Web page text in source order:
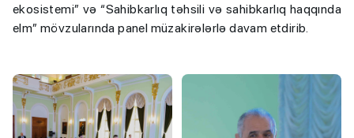
ekosistemi” və “Sahibkarlıq təhsili və sahibkarlıq haqqında
elm” mövzularında panel müzakirələrlə davam etdirib.